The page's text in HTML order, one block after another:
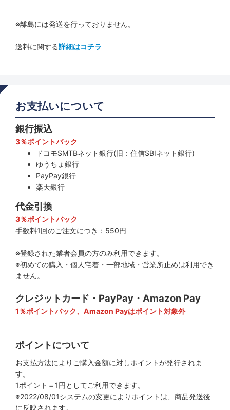
※離島には発送を行っておりません。
送料に関する詳細はコチラ
お支払いについて
銀行振込
3％ポイントバック
ドコモSMTBネット銀行(旧：住信SBIネット銀行)
ゆうちょ銀行
PayPay銀行
楽天銀行
代金引換
3％ポイントバック
手数料1回のご注文につき：550円
※登録された業者会員の方のみ利用できます。
※初めての購入・個人宅着・一部地域・営業所止めは利用でき
ません。
クレジットカード・PayPay・Amazon Pay
1％ポイントバック、Amazon Payはポイント対象外
ポイントについて
お支払方法によりご購入金額に対しポイントが発行されま
す。
1ポイント＝1円としてご利用できます。
※2022/08/01システムの変更によりポイントは、商品発送後
に反映されます。